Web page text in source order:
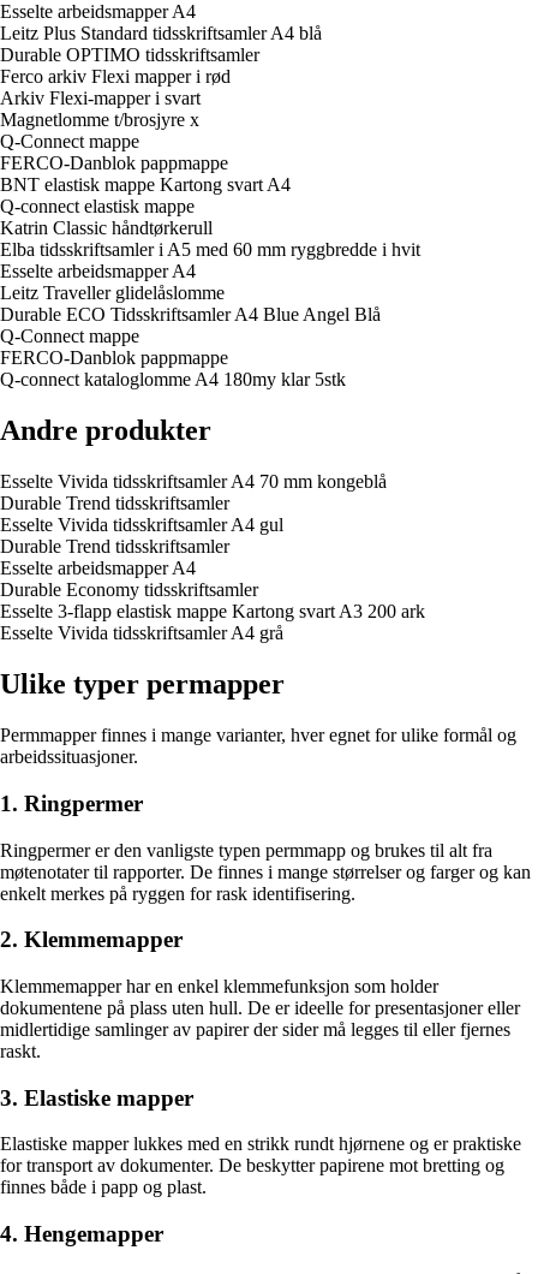
Esselte arbeidsmapper A4
Leitz Plus Standard tidsskriftsamler A4 blå
Durable OPTIMO tidsskriftsamler
Ferco arkiv Flexi mapper i rød
Arkiv Flexi-mapper i svart
Magnetlomme t/brosjyre x
Q-Connect mappe
FERCO-Danblok pappmappe
BNT elastisk mappe Kartong svart A4
Q-connect elastisk mappe
Katrin Classic håndtørkerull
Elba tidsskriftsamler i A5 med 60 mm ryggbredde i hvit
Esselte arbeidsmapper A4
Leitz Traveller glidelåslomme
Durable ECO Tidsskriftsamler A4 Blue Angel Blå
Q-Connect mappe
FERCO-Danblok pappmappe
Q-connect kataloglomme A4 180my klar 5stk
Andre produkter
Esselte Vivida tidsskriftsamler A4 70 mm kongeblå
Durable Trend tidsskriftsamler
Esselte Vivida tidsskriftsamler A4 gul
Durable Trend tidsskriftsamler
Esselte arbeidsmapper A4
Durable Economy tidsskriftsamler
Esselte 3-flapp elastisk mappe Kartong svart A3 200 ark
Esselte Vivida tidsskriftsamler A4 grå
Ulike typer permapper
Permmapper finnes i mange varianter, hver egnet for ulike formål og
arbeidssituasjoner.
1. Ringpermer
Ringpermer er den vanligste typen permmapp og brukes til alt fra
møtenotater til rapporter. De finnes i mange størrelser og farger og kan
enkelt merkes på ryggen for rask identifisering.
2. Klemmemapper
Klemmemapper har en enkel klemmefunksjon som holder
dokumentene på plass uten hull. De er ideelle for presentasjoner eller
midlertidige samlinger av papirer der sider må legges til eller fjernes
raskt.
3. Elastiske mapper
Elastiske mapper lukkes med en strikk rundt hjørnene og er praktiske
for transport av dokumenter. De beskytter papirene mot bretting og
finnes både i papp og plast.
4. Hengemapper